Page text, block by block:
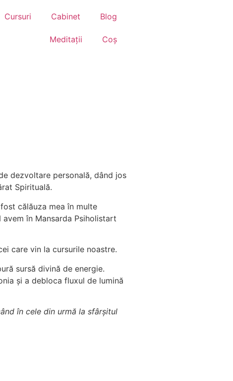
Cursuri Cabinet Blog
Meditații Coș
dezvoltare personală, dând jos
Spirituală.
călăuza mea în multe
în Mansarda Psiholistart
care vin la cursurile noastre.
sursă divină de energie.
și a debloca fluxul de lumină
în cele din urmă la sfârșitul